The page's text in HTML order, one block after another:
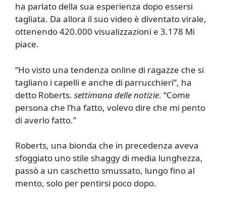
ha parlato della sua esperienza dopo essersi
tagliata. Da allora il suo video è diventato virale,
ottenendo 420.000 visualizzazioni e 3.178 Mi
piace.
“Ho visto una tendenza online di ragazze che si
tagliano i capelli e anche di parrucchieri”, ha
detto Roberts. settimana delle notizie. “Come
persona che l’ha fatto, volevo dire che mi pento
di averlo fatto.”
Roberts, una bionda che in precedenza aveva
sfoggiato uno stile shaggy di media lunghezza,
passò a un caschetto smussato, lungo fino al
mento, solo per pentirsi poco dopo.